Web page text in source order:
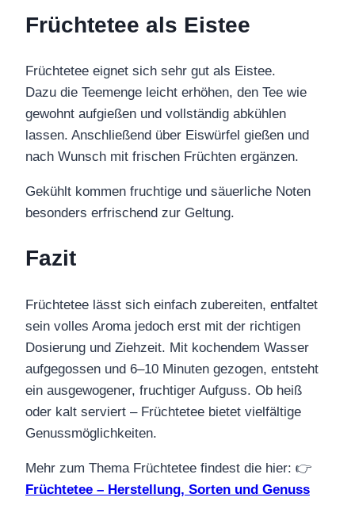
Früchtetee als Eistee
Früchtetee eignet sich sehr gut als Eistee.
Dazu die Teemenge leicht erhöhen, den Tee wie
gewohnt aufgießen und vollständig abkühlen
lassen. Anschließend über Eiswürfel gießen und
nach Wunsch mit frischen Früchten ergänzen.
Gekühlt kommen fruchtige und säuerliche Noten
besonders erfrischend zur Geltung.
Fazit
Früchtetee lässt sich einfach zubereiten, entfaltet
sein volles Aroma jedoch erst mit der richtigen
Dosierung und Ziehzeit. Mit kochendem Wasser
aufgegossen und 6–10 Minuten gezogen, entsteht
ein ausgewogener, fruchtiger Aufguss. Ob heiß
oder kalt serviert – Früchtetee bietet vielfältige
Genussmöglichkeiten.
Mehr zum Thema Früchtetee findest die hier: 👉
Früchtetee – Herstellung, Sorten und Genuss